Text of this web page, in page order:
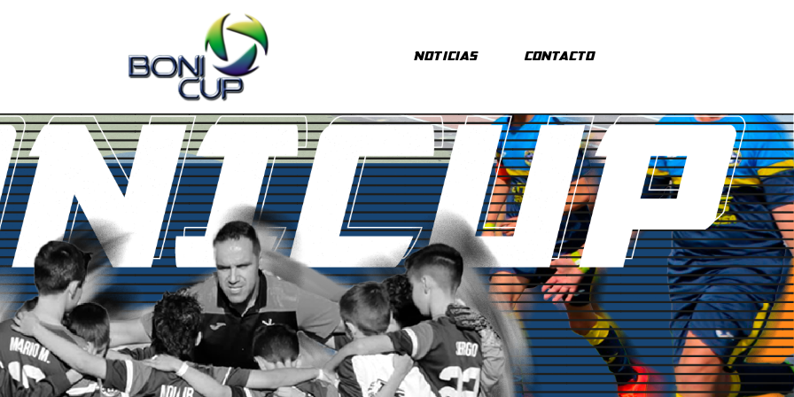
Noticias Contacto